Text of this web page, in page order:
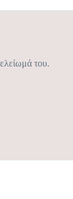
του.